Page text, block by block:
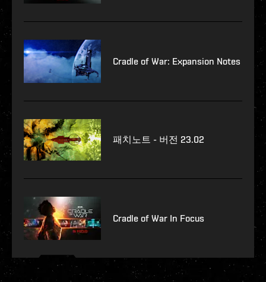
Cradle of War: Expansion Notes
패치노트 - 버전 23.02
Cradle of War In Focus